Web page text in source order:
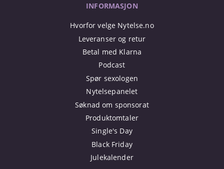
INFORMASJON
Hvorfor velge Nytelse.no
Leveranser og retur
Betal med Klarna
Podcast
Spør sexologen
Nytelsepanelet
Søknad om sponsorat
Produktomtaler
Single's Day
Black Friday
Julekalender